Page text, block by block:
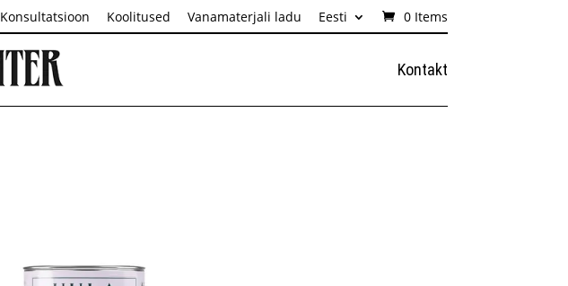
Konsultatsioon Koolitused Vanamaterjali ladu Eesti 0 Items
Kontakt